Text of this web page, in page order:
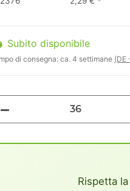
Subito disponibile
di consegna: ca. 4 settimane (DE
Rispetta